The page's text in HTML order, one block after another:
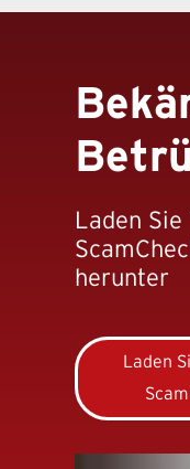
Laden Sie
herunter
Laden